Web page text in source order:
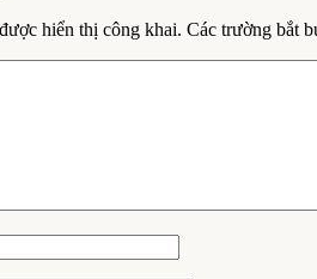
hiển thị công khai. Các trường bắt